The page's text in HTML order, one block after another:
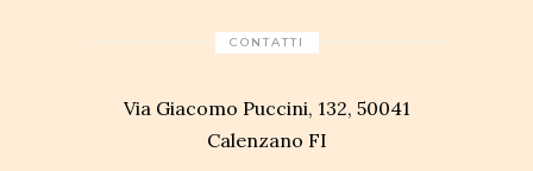
CONTATTI
Via Giacomo Puccini, 132, 50041
Calenzano FI